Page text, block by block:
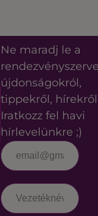
Ne maradj le a
újdonságokról,
tippekről,
Iratkozz fel havi
hírlevelünkre ;)